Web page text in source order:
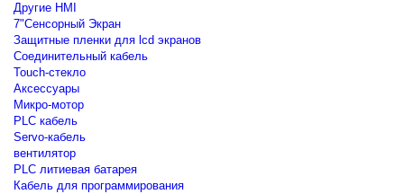
Другие HMI
7"Сенсорный Экран
Защитные пленки для lcd экранов
Соединительный кабель
Touch-стекло
Аксессуары
Микро-мотор
PLC кабель
Servo-кабель
вентилятор
PLC литиевая батарея
Кабель для программирования